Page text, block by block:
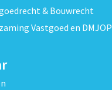
& Bouwrecht
Vastgoed en DMJOP